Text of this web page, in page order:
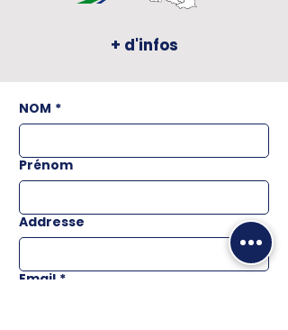
+ d'infos
NOM *
Prénom
Addresse
Email *